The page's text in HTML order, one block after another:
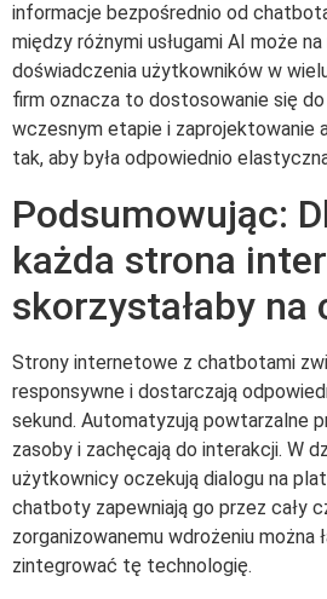
informacje bezpośrednio od
między różnymi usługami AI może
doświadczenia użytkowników w
firm oznacza to dostosowanie się
wczesnym etapie i
tak, aby była odpowiednio
Podsumowując:
każda strona
skorzystałaby na
Strony internetowe z chatbotami
responsywne i dostarczają
sekund. Automatyzują powtarzalne
zasoby i zachęcają do interakcji. W
użytkownicy oczekują dialogu na
chatboty zapewniają go przez cały
zorganizowanemu wdrożeniu można
zintegrować tę technologię.